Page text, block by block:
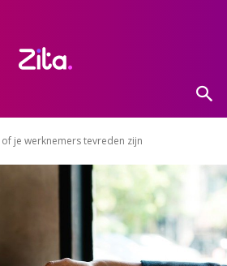
je werknemers tevreden zijn